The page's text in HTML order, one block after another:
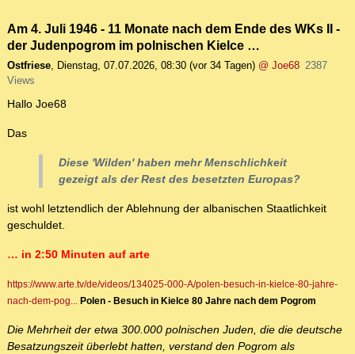
Am 4. Juli 1946 - 11 Monate nach dem Ende des WKs II -
der Judenpogrom im polnischen Kielce …
Ostfriese, Dienstag, 07.07.2026, 08:30 (vor 34 Tagen) @ Joe68 2387
Views
Hallo Joe68
Das
Diese 'Wilden' haben mehr Menschlichkeit
gezeigt als der Rest des besetzten Europas?
ist wohl letztendlich der Ablehnung der albanischen Staatlichkeit
geschuldet.
… in 2:50 Minuten auf arte
https://www.arte.tv/de/videos/134025-000-A/polen-besuch-in-kielce-80-jahre-
nach-dem-pog...
Polen - Besuch in Kielce 80 Jahre nach dem Pogrom
Die Mehrheit der etwa 300.000 polnischen Juden, die die deutsche
Besatzungszeit überlebt hatten, verstand den Pogrom als